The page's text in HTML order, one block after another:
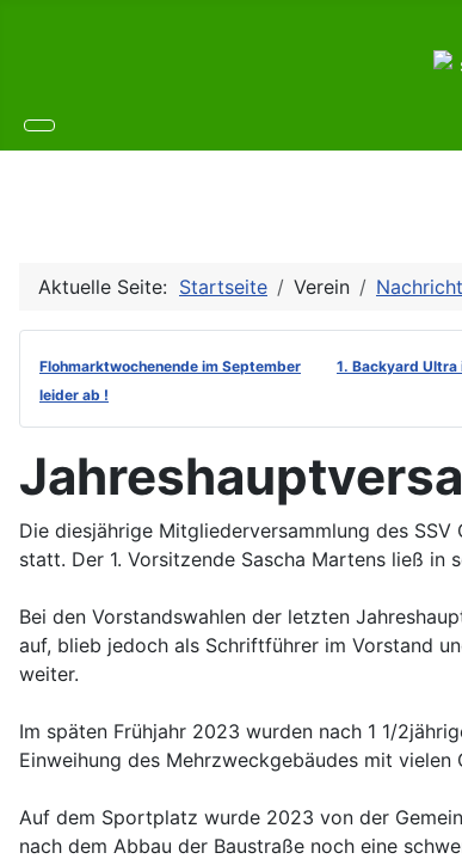
Aktuelle Seite: Startseite Verein
Flohmarktwochenende im September 1. Backyard Ultra
leider ab !
Die diesjährige Mitgliederversammlung des
statt. Der 1. Vorsitzende Sascha Martens ließ in
Bei den Vorstandswahlen der letzten
auf, blieb jedoch als Schriftführer im Vorstand
weiter.
Im späten Frühjahr 2023 wurden nach 1 1/
Einweihung des Mehrzweckgebäudes mit
Auf dem Sportplatz wurde 2023 von der
nach dem Abbau der Baustraße noch eine